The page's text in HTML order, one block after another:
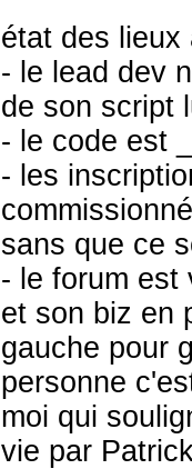
état des lieux
- le lead dev
de son script
- le code est
- les
sans que ce
- le forum est
et son biz en
gauche pour
personne
moi qui
vie par